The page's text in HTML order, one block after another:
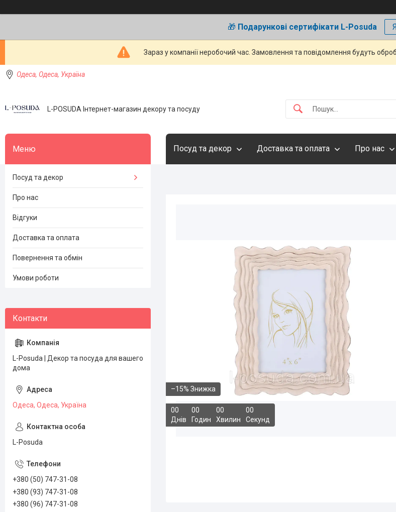
🎁 Подарункові сертифікати L-Posuda
Зараз у компанії неробочий час. Замовлення та повідомлення будуть
Одеса, Одеса, Україна
L-POSUDA Інтернет-магазин декору та посуду
Посуд та декор Доставка та оплата Про нас
–15%
00
Днів
00
Годин
00
Хвилин
00
Секунд
Посуд та декор
Про нас
Відгуки
Доставка та оплата
Повернення та обмін
Умови роботи
L-Posuda | Декор та посуда для вашего
дома
Одеса, Одеса, Україна
L-Posuda
+380 (50) 747-31-08
+380 (93) 747-31-08
+380 (96) 747-31-08